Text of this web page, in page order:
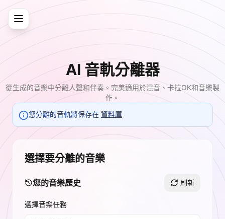
AI 音軌分離器
從生成的音樂中分離人聲和伴奏。完美適用於混音、卡拉OK和音樂製
作。
您分離的音軌將保存在 資料庫
選擇要分離的音樂
您的音樂歷史 刷新
選擇音樂任務